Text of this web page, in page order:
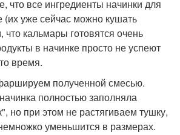
что все ингредиенты начинки для
(их уже сейчас можно кушать
кальмары готовятся очень
в начинке просто не успеют
время.
полученной смесью.
полностью заполняла
но при этом не растягиваем тушку,
уменьшится в размерах.